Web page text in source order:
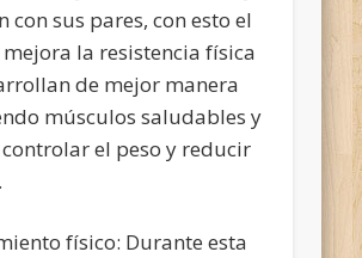
con sus pares, con esto el
la resistencia física
de mejor manera
músculos saludables y
el peso y reducir
físico: Durante esta